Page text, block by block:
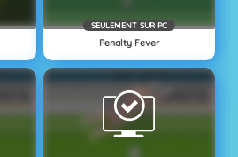
SEULEMENT SUR PC
Penalty Fever